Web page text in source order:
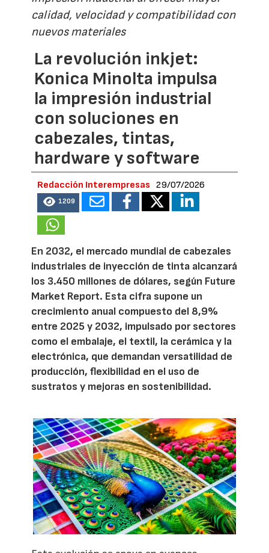
calidad, velocidad y compatibilidad con
nuevos materiales
La revolución inkjet:
Konica Minolta impulsa
la impresión industrial
con soluciones en
cabezales, tintas,
hardware y software
Redacción Interempresas 29/07/2026
1209
En 2032, el mercado mundial de cabezales
industriales de inyección de tinta alcanzará
los 3.450 millones de dólares, según Future
Market Report. Esta cifra supone un
crecimiento anual compuesto del 8,9%
entre 2025 y 2032, impulsado por sectores
como el embalaje, el textil, la cerámica y la
electrónica, que demandan versatilidad de
producción, flexibilidad en el uso de
sustratos y mejoras en sostenibilidad.